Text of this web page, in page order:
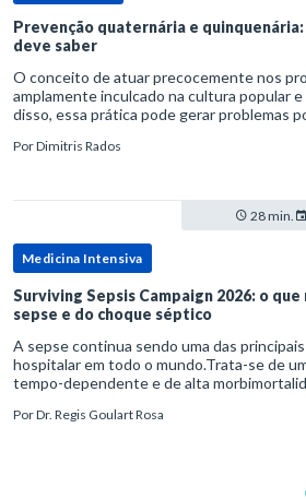
Prevenção quaternária e
deve saber
O conceito de atuar precocemente nos
amplamente inculcado na cultura popular
disso, essa prática pode gerar problemas
PorDimitris Rados
28 min.
Medicina Intensiva
Surviving Sepsis Campaign 2026: o
sepse e do choque séptico
A sepse continua sendo uma das
hospitalar em todo o mundo.Trata-se de
tempo-dependente e de alta
para o desfe
PorDr. Regis Goulart Rosa